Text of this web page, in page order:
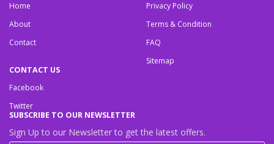
Home
About
Contact
Privacy Policy
Terms & Condition
FAQ
Sitemap
CONTACT US
Facebook
Twitter
SUBSCRIBE TO OUR NEWSLETTER
Sign Up to our Newsletter to get the latest offers.